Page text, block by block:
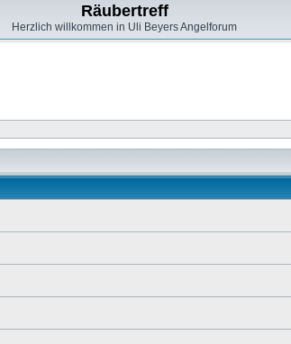
Räubertreff
Herzlich willkommen in Uli Beyers Angelforum